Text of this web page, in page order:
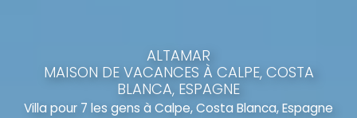
ALTAMAR
MAISON DE VACANCES À CALPE, COSTA
BLANCA, ESPAGNE
Villa pour 7 les gens à Calpe, Costa Blanca, Espagne